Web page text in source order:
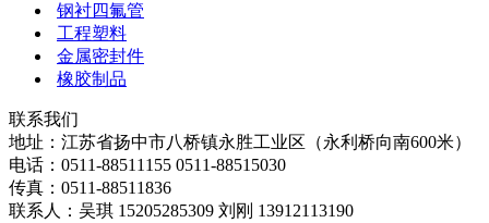
钢衬四氟管
工程塑料
金属密封件
橡胶制品
联系我们
地址：江苏省扬中市八桥镇永胜工业区（永利桥向南600米）
电话：0511-88511155 0511-88515030
传真：0511-88511836
联系人：吴琪 15205285309 刘刚 13912113190